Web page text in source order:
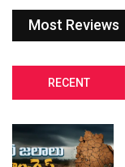
Most Reviews
RECENT